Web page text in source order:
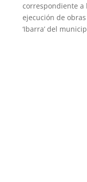
correspondiente
ejecución de
‘Ibarra’ del